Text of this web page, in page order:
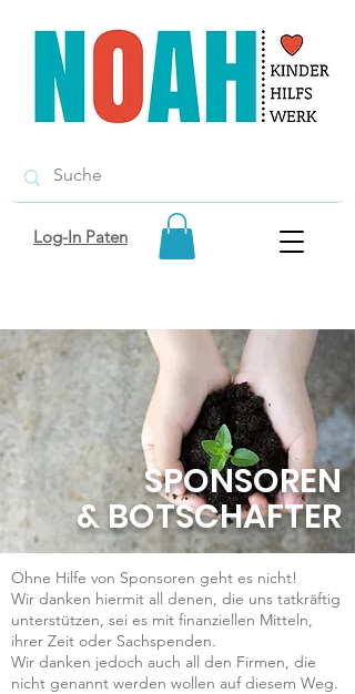
Log-In Paten
SPONSOREN
& BOTSCHAFTER
Ohne Hilfe von Sponsoren geht es nicht!
Wir danken hiermit all denen, die uns tatkräftig
unterstützen, sei es mit finanziellen Mitteln,
ihrer Zeit oder Sachspenden.
Wir danken jedoch auch all den Firmen, die
nicht genannt werden wollen auf diesem Weg.